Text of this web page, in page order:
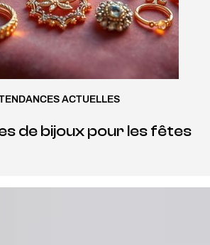
ACTUELLES
de bijoux pour les fêtes